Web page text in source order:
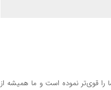
قوی‌تر نموده است و ما همیشه از